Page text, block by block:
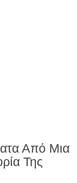
Από Μια
Της